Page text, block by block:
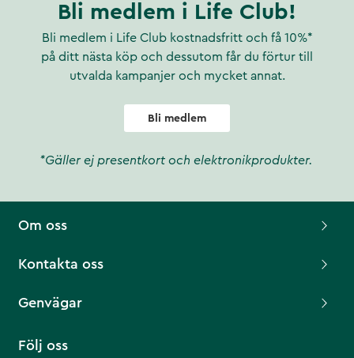
Bli medlem i Life Club!
Bli medlem i Life Club kostnadsfritt och få 10%*
på ditt nästa köp och dessutom får du förtur till
utvalda kampanjer och mycket annat.
Bli medlem
*Gäller ej presentkort och elektronikprodukter.
Om oss
Kontakta oss
Genvägar
Följ oss